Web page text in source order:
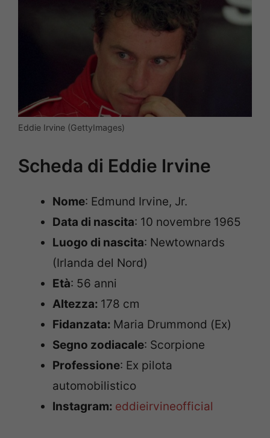
Eddie Irvine (GettyImages)
Scheda di Eddie Irvine
Nome: Edmund Irvine, Jr.
Data di nascita: 10 novembre 1965
Luogo di nascita: Newtownards
(Irlanda del Nord)
Età: 56 anni
Altezza: 178 cm
Fidanzata: Maria Drummond (Ex)
Segno zodiacale: Scorpione
Professione: Ex pilota
automobilistico
Instagram: eddieirvineofficial